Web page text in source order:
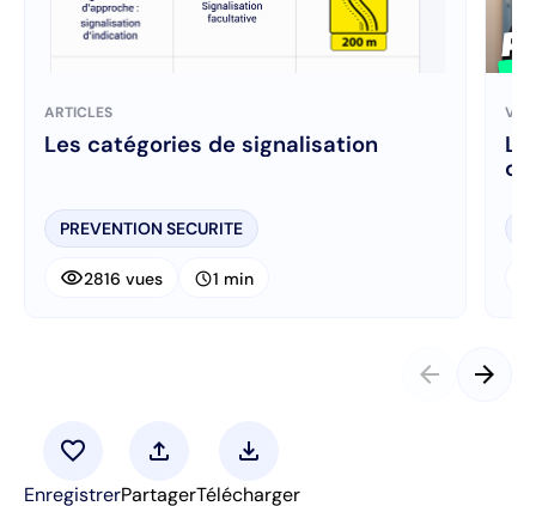
ARTICLES
Les catégories de signalisation
PREVENTION SECURITE
visibility2816 vues schedule1 min
arrow_back arrow_forward
favorite
Enregistrer
upload
Partager
download
Télécharger